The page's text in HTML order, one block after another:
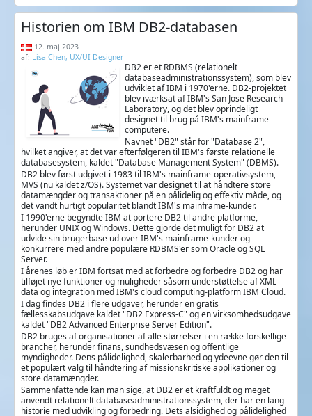
Historien om IBM DB2-databasen
12. maj 2023
af: Lisa Chen, UX/UI Designer
DB2 er et RDBMS (relationelt
databaseadministrationssystem), som blev
udviklet af IBM i 1970'erne. DB2-projektet
blev iværksat af IBM's San Jose Research
Laboratory, og det blev oprindeligt
designet til brug på IBM's mainframe-
computere.
Navnet "DB2" står for "Database 2",
hvilket angiver, at det var efterfølgeren til IBM's første relationelle
databasesystem, kaldet "Database Management System" (DBMS).
DB2 blev først udgivet i 1983 til IBM's mainframe-operativsystem,
MVS (nu kaldet z/OS). Systemet var designet til at håndtere store
datamængder og transaktioner på en pålidelig og effektiv måde, og
det vandt hurtigt popularitet blandt IBM's mainframe-kunder.
I 1990'erne begyndte IBM at portere DB2 til andre platforme,
herunder UNIX og Windows. Dette gjorde det muligt for DB2 at
udvide sin brugerbase ud over IBM's mainframe-kunder og
konkurrere med andre populære RDBMS'er som Oracle og SQL
Server.
I årenes løb er IBM fortsat med at forbedre og forbedre DB2 og har
tilføjet nye funktioner og muligheder såsom understøttelse af XML-
data og integration med IBM's cloud computing-platform IBM Cloud.
I dag findes DB2 i flere udgaver, herunder en gratis
fællesskabsudgave kaldet "DB2 Express-C" og en virksomhedsudgave
kaldet "DB2 Advanced Enterprise Server Edition".
DB2 bruges af organisationer af alle størrelser i en række forskellige
brancher, herunder finans, sundhedsvæsen og offentlige
myndigheder. Dens pålidelighed, skalerbarhed og ydeevne gør den til
et populært valg til håndtering af missionskritiske applikationer og
store datamængder.
Sammenfattende kan man sige, at DB2 er et kraftfuldt og meget
anvendt relationelt databaseadministrationssystem, der har en lang
historie med udvikling og forbedring. Dets alsidighed og pålidelighed